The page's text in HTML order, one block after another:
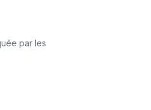
par les